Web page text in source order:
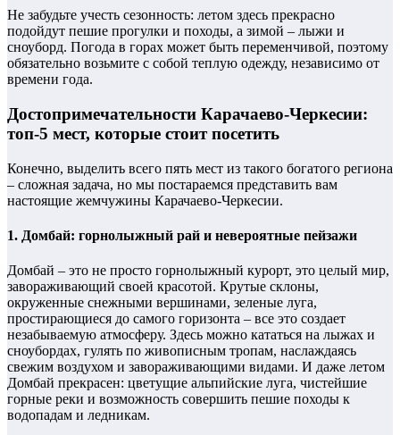
Не забудьте учесть сезонность: летом здесь прекрасно
подойдут пешие прогулки и походы, а зимой – лыжи и
сноуборд. Погода в горах может быть переменчивой, поэтому
обязательно возьмите с собой теплую одежду, независимо от
времени года.
Достопримечательности Карачаево-Черкесии:
топ-5 мест, которые стоит посетить
Конечно, выделить всего пять мест из такого богатого региона
– сложная задача, но мы постараемся представить вам
настоящие жемчужины Карачаево-Черкесии.
1. Домбай: горнолыжный рай и невероятные пейзажи
Домбай – это не просто горнолыжный курорт, это целый мир,
завораживающий своей красотой. Крутые склоны,
окруженные снежными вершинами, зеленые луга,
простирающиеся до самого горизонта – все это создает
незабываемую атмосферу. Здесь можно кататься на лыжах и
сноубордах, гулять по живописным тропам, наслаждаясь
свежим воздухом и завораживающими видами. И даже летом
Домбай прекрасен: цветущие альпийские луга, чистейшие
горные реки и возможность совершить пешие походы к
водопадам и ледникам.